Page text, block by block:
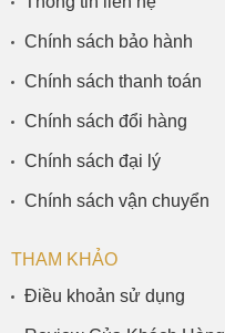
Chính sách bảo hành
Chính sách thanh toán
Chính sách đổi hàng
Chính sách đại lý
Chính sách vận chuyển
THAM KHẢO
Điều khoản sử dụng